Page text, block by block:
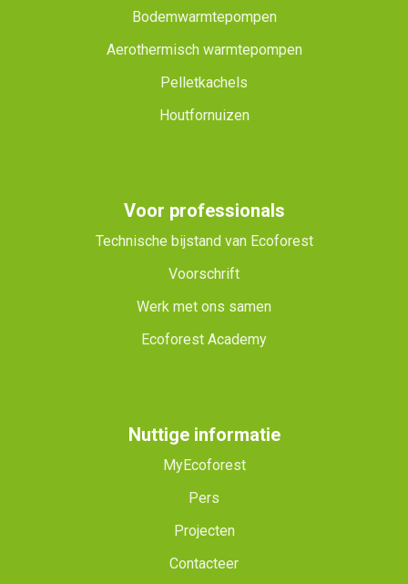
Bodemwarmtepompen
Aerothermisch warmtepompen
Pelletkachels
Houtfornuizen
Voor professionals
Technische bijstand van Ecoforest
Voorschrift
Werk met ons samen
Ecoforest Academy
Nuttige informatie
MyEcoforest
Pers
Projecten
Contacteer